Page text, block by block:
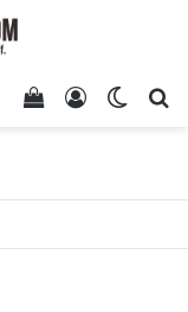
Switch
Log In
View your